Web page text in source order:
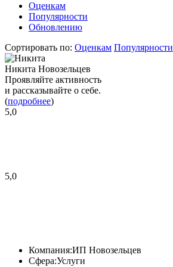
Оценкам
Популярности
Обновлению
Сортировать по: Оценкам Популярности
Никита Новозельцев
Проявляйте активность
и рассказывайте о себе.
(подробнее)
5,0
5,0
Компания:ИП Новозельцев
Сфера:Услуги